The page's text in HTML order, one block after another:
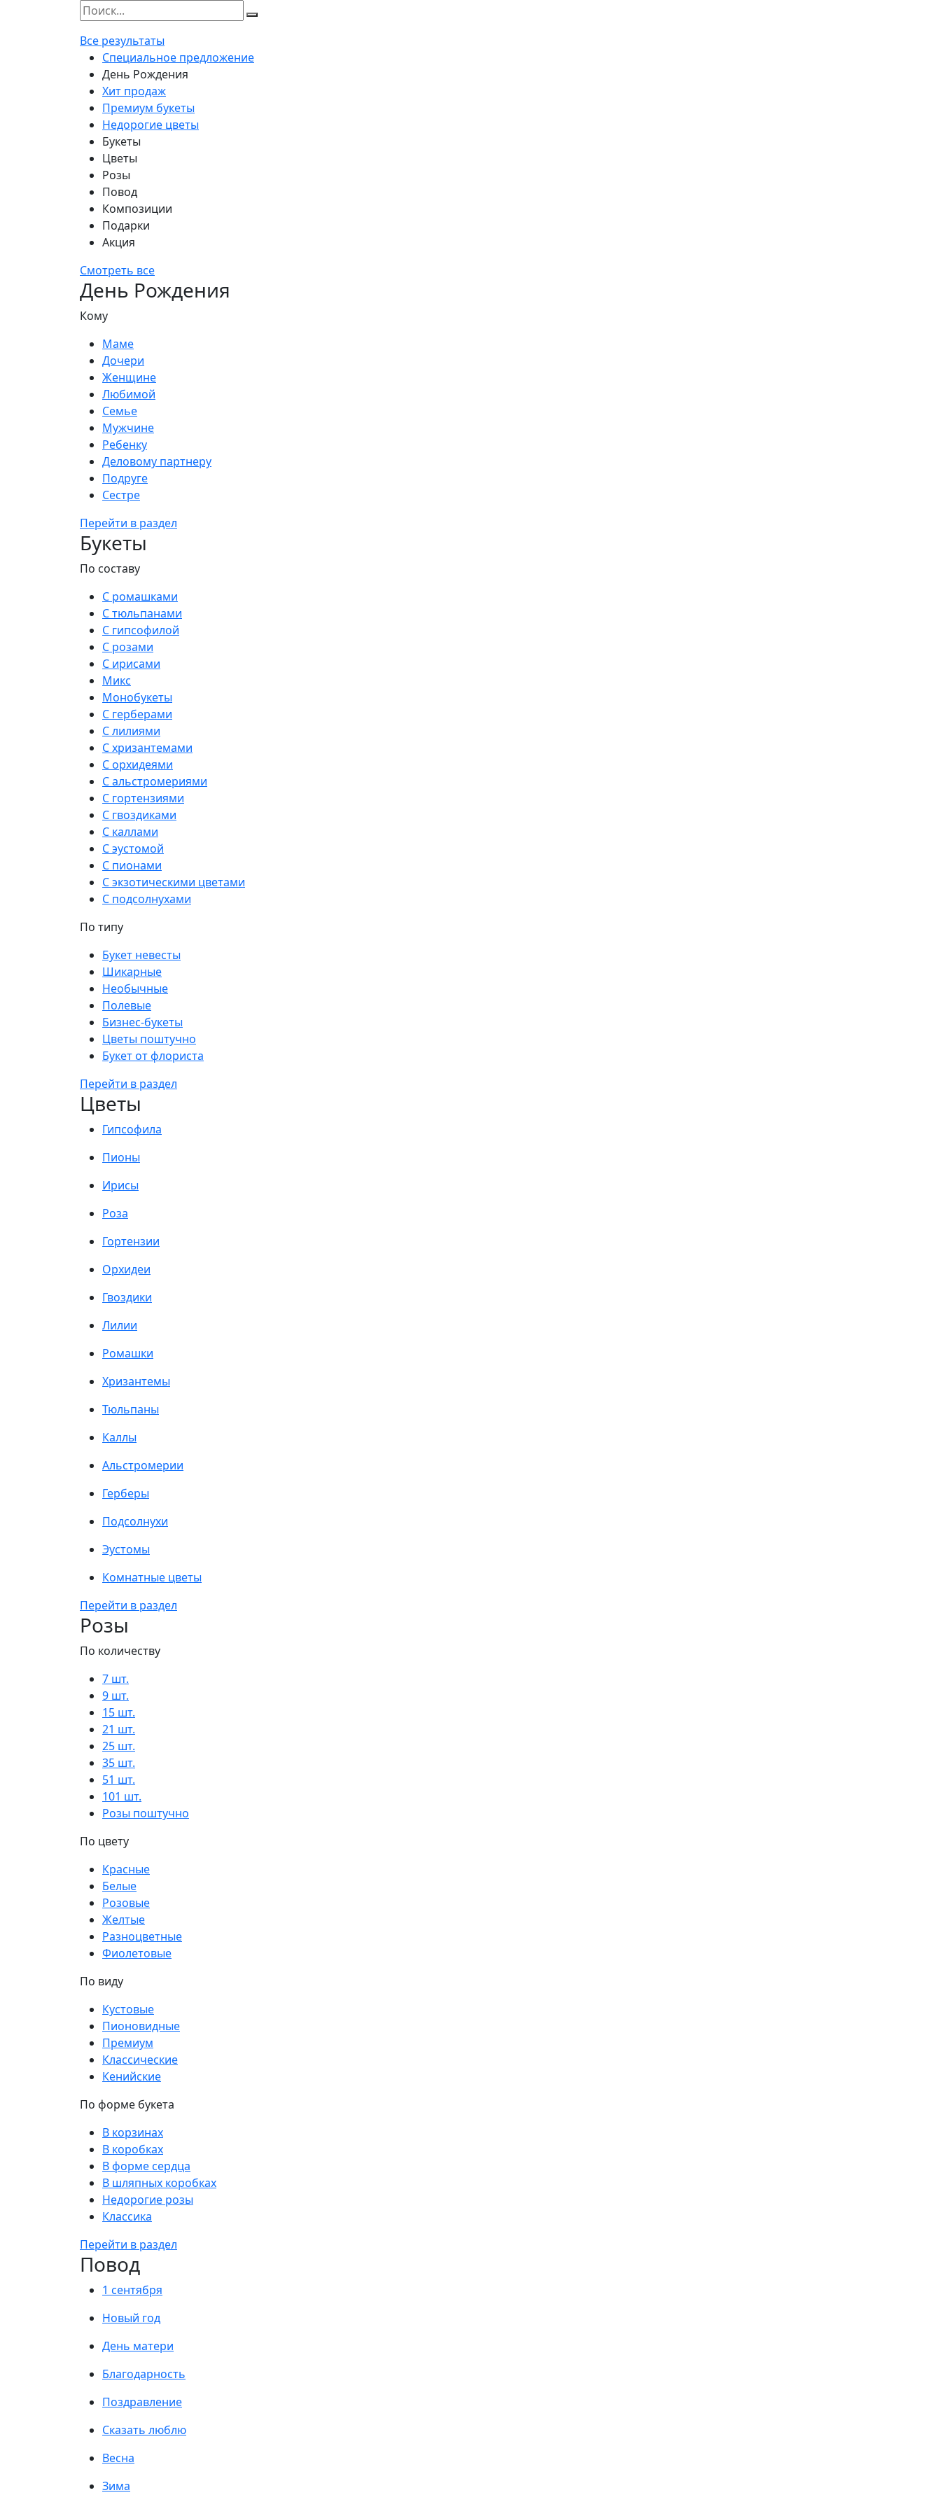
Все результаты
Специальное предложение
День Рождения
Хит продаж
Премиум букеты
Недорогие цветы
Букеты
Цветы
Розы
Повод
Композиции
Подарки
Акция
Смотреть все
День Рождения
Кому
Маме
Дочери
Женщине
Любимой
Семье
Мужчине
Ребенку
Деловому партнеру
Подруге
Сестре
Перейти в раздел
Букеты
По составу
С ромашками
С тюльпанами
С гипсофилой
С розами
С ирисами
Микс
Монобукеты
С герберами
С лилиями
С хризантемами
С орхидеями
С альстромериями
С гортензиями
С гвоздиками
С каллами
С эустомой
С пионами
С экзотическими цветами
С подсолнухами
По типу
Букет невесты
Шикарные
Необычные
Полевые
Бизнес-букеты
Цветы поштучно
Букет от флориста
Перейти в раздел
Цветы
Гипсофила
Пионы
Ирисы
Роза
Гортензии
Орхидеи
Гвоздики
Лилии
Ромашки
Хризантемы
Тюльпаны
Каллы
Альстромерии
Герберы
Подсолнухи
Эустомы
Комнатные цветы
Перейти в раздел
Розы
По количеству
7 шт.
9 шт.
15 шт.
21 шт.
25 шт.
35 шт.
51 шт.
101 шт.
Розы поштучно
По цвету
Красные
Белые
Розовые
Желтые
Разноцветные
Фиолетовые
По виду
Кустовые
Пионовидные
Премиум
Классические
Кенийские
По форме букета
В корзинах
В коробках
В форме сердца
В шляпных коробках
Недорогие розы
Классика
Перейти в раздел
Повод
1 сентября
Новый год
День матери
Благодарность
Поздравление
Сказать люблю
Весна
Зима